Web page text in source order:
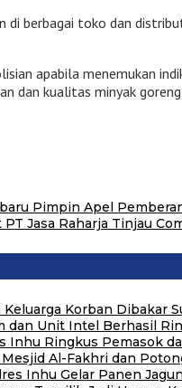
di berbagai toko dan
apabila menemukan
dan kualitas minyak
Pimpin Apel
Jasa Raharja Tinjau
Korban Dibakar
dan Unit Intel Berhasil
Ringkus Pemasok
Al-Fakhri dan
Inhu Gelar Panen